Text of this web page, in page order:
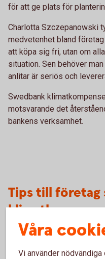
för att ge plats för
Charlotta Szczepanowski
medvetenhet bland
att köpa sig fri, utan om
situation. Sen behöver
anlitar är seriös och
Swedbank
motsvarande det
bankens verksamhet.
Tips till företag
Våra
Vi använder